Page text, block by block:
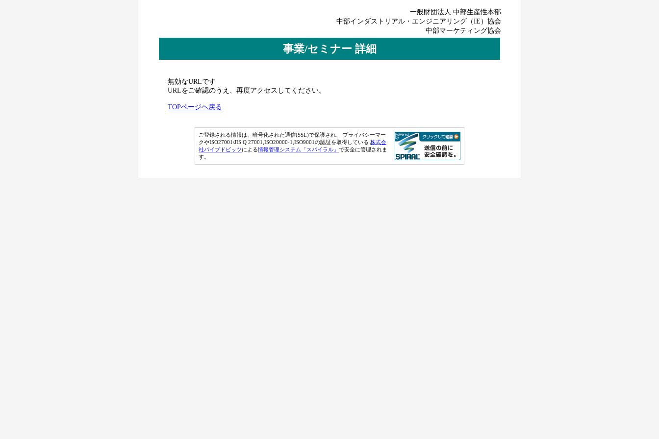
一般財団法人 中部生産性本部
中部インダストリアル・エンジニアリング（IE）協会
中部マーケティング協会
事業/セミナー 詳細
無効なURLです
URLをご確認のうえ、再度アクセスしてください。
TOPページヘ戻る
ご登録される情報は、暗号化された通信(SSL)で保護され、 プライバシーマー
クやISO27001/JIS Q 27001,ISO20000-1,ISO9001の認証を取得している 株式会
社パイプドビッツによる情報管理システム「スパイラル」 で安全に管理されま
す。